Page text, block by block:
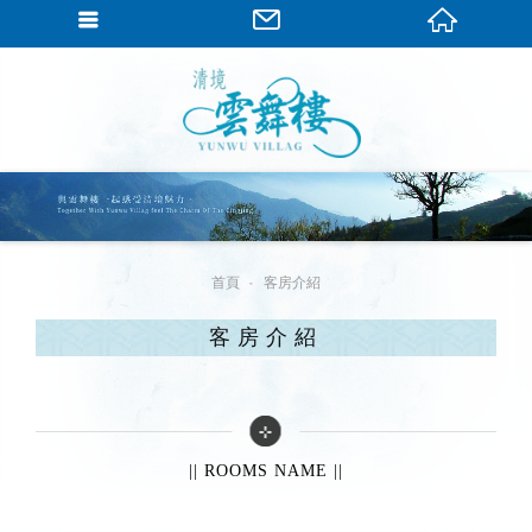
首頁 客房介紹
客房介紹
|| ROOMS NAME ||
繁體中文